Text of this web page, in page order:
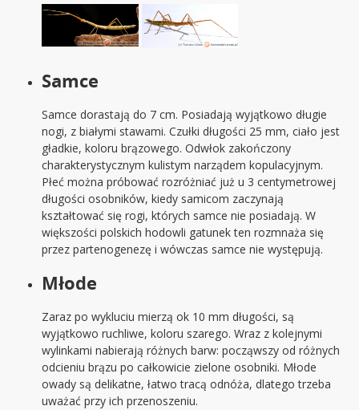
Samce
Samce dorastają do 7 cm. Posiadają wyjątkowo długie
nogi, z białymi stawami. Czułki długości 25 mm, ciało jest
gładkie, koloru brązowego. Odwłok zakończony
charakterystycznym kulistym narządem kopulacyjnym.
Płeć można próbować rozróżniać już u 3 centymetrowej
długości osobników, kiedy samicom zaczynają
kształtować się rogi, których samce nie posiadają. W
większości polskich hodowli gatunek ten rozmnaża się
przez partenogenezę i wówczas samce nie występują.
Młode
Zaraz po wykluciu mierzą ok 10 mm długości, są
wyjątkowo ruchliwe, koloru szarego. Wraz z kolejnymi
wylinkami nabierają różnych barw: począwszy od różnych
odcieniu brązu po całkowicie zielone osobniki. Młode
owady są delikatne, łatwo tracą odnóża, dlatego trzeba
uważać przy ich przenoszeniu.